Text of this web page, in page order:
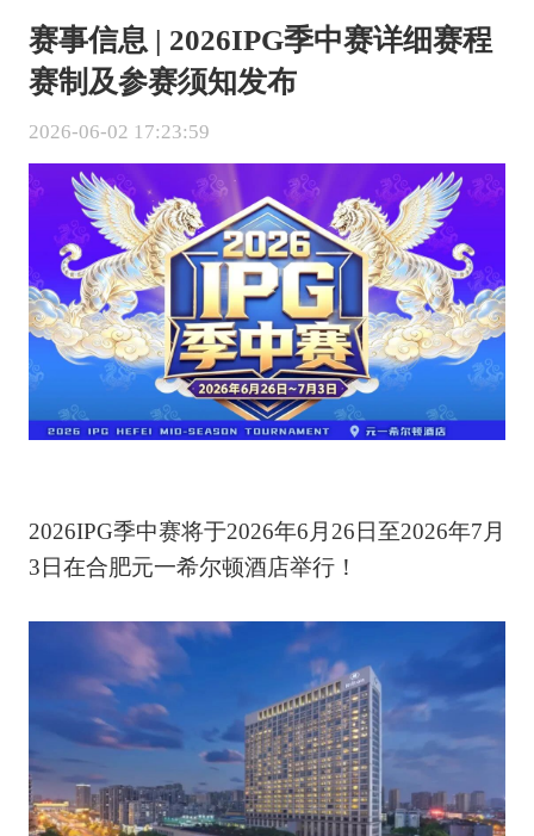
赛事信息 | 2026IPG季中赛详细赛程
赛制及参赛须知发布
2026-06-02 17:23:59
2026IPG季中赛将于2026年6月26日至2026年7月
3日在合肥元一希尔顿酒店举行！